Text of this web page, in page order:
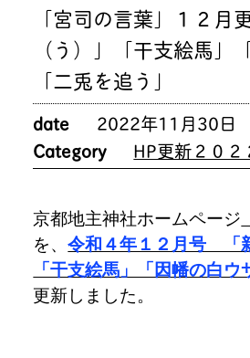
「宮司の言葉」１２
（う）」「干支絵馬」
「二兎を追う」
date
2022年11月30日
Category
HP更新２０２
京都地主神社ホームページ
を、令和４年１２月号 「
「干支絵馬」「因幡の白
更新しました。